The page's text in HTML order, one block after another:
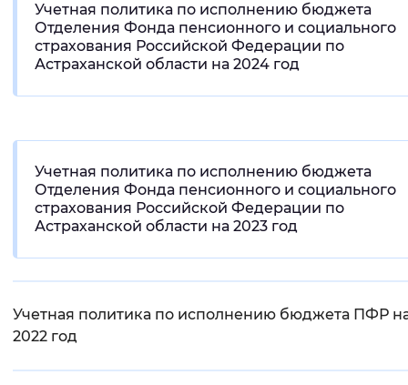
Вернуть стандартные настройки
Учетная политика по исполнению бюджета
Отделения Фонда пенсионного и социального
страхования Российской Федерации по
Астраханской области на 2024 год
Учетная политика по исполнению бюджета
Отделения Фонда пенсионного и социального
страхования Российской Федерации по
Астраханской области на 2023 год
Учетная политика по исполнению бюджета ПФР
2022 год